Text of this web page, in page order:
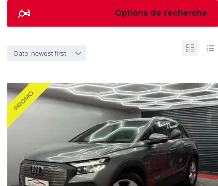
Options de recherche
Date: newest first
PROMO